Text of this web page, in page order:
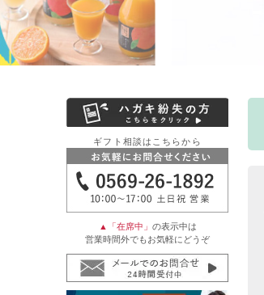
ギフト相談はこちらから
▲「在席中」 の表示中は
営業時間外でもお気軽にどうぞ